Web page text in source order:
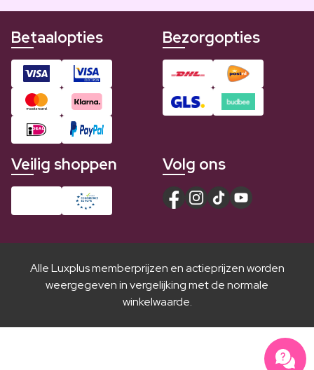
Betaalopties Bezorgopties
Veilig shoppen Volg ons
Alle Luxplus memberprijzen en actieprijzen worden
weergegeven in vergelijking met de normale
winkelwaarde.